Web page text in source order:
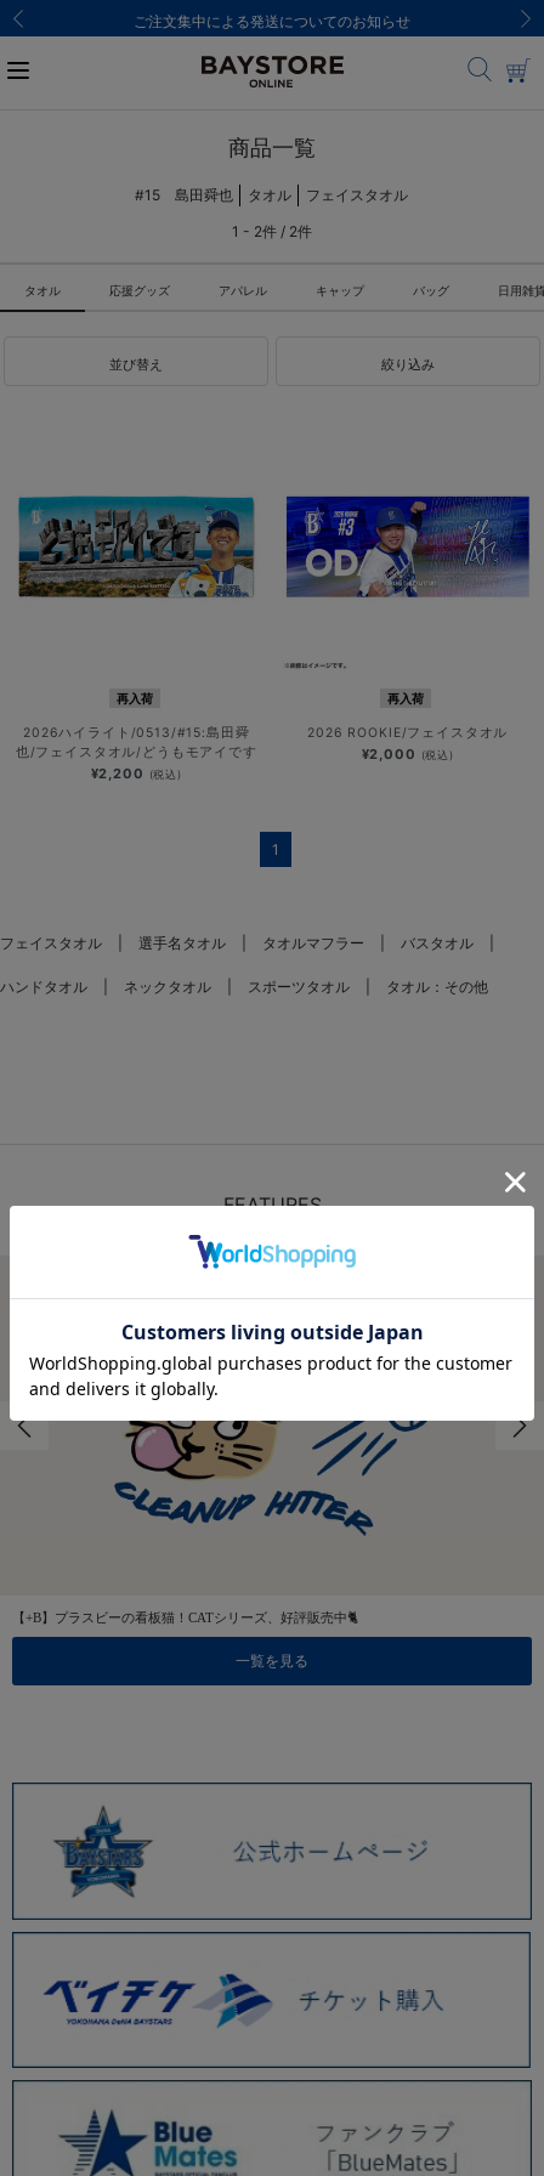
ご注文集中による発送についてのお知らせ
商品一覧
#15 島田舜也 タオル
フェイスタオル
1 - 2件 / 2件
タオル 応援グッズ アパレル キャップ バッグ 日用雑
並び替え 絞り込み
再入荷
2026ハイライト/0513/#15:島田舜
也/フェイスタオル/どうもモアイです
¥2,200 (税込)
再入荷
2026 ROOKIE/フェイスタオル
¥2,000 (税込)
1
フェイスタオル 選手名タオル タオルマフラー バスタオル
ハンドタオル ネックタオル スポーツタオル タオル：その他
FEATURES
【+B】プラスビーの看板猫！CATシリーズ、好評販売中🐈
一覧を見る